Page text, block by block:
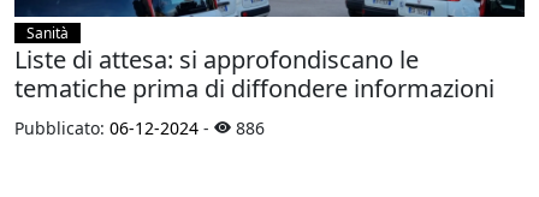
Sanità
Liste di attesa: si approfondiscano le
tematiche prima di diffondere informazioni
Pubblicato: 06-12-2024 - 886